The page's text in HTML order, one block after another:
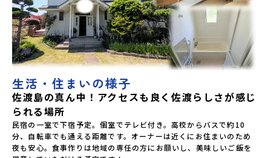
生活・住まいの様子
佐渡島の真ん中！アクセスも良く佐渡らしさが感じ
られる場所
民宿の一室で下宿予定。個室でテレビ付き。高校からバスで約10
分、自転車でも通える距離です。オーナーは近くにお住まいのため
夜も安心。食事作りは地域の専任の方にお願いし、美味しいご飯を